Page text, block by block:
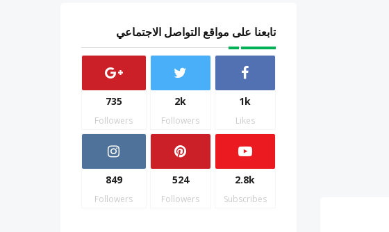
تابعنا على مواقع التواصل الاجتماعي
1k
Likes
2k
Followers
735
Followers
2.8k
Subscribes
524
Followers
849
Followers